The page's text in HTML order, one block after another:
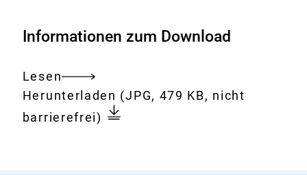
Informationen zum Download
Lesen
Gesamtes
Dokument
Download:
Herunterladen Bild
7
(JPG, 479 KB, nicht
barrierefrei)